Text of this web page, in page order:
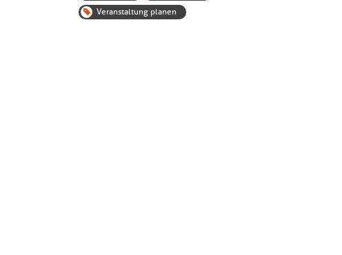
Veranstaltung planen